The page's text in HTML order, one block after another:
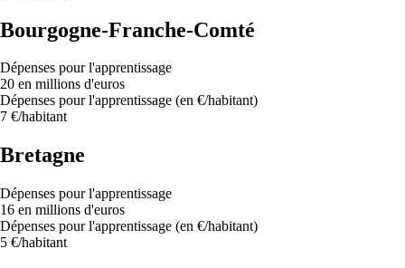
Bourgogne-Franche-Comté
Dépenses pour l'apprentissage
20 en millions d'euros
Dépenses pour l'apprentissage (en €/habitant)
7 €/habitant
Bretagne
Dépenses pour l'apprentissage
16 en millions d'euros
Dépenses pour l'apprentissage (en €/habitant)
5 €/habitant